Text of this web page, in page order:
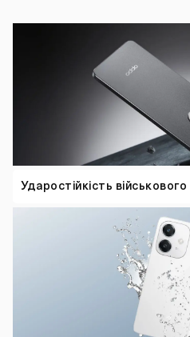
Ударостійкість військового